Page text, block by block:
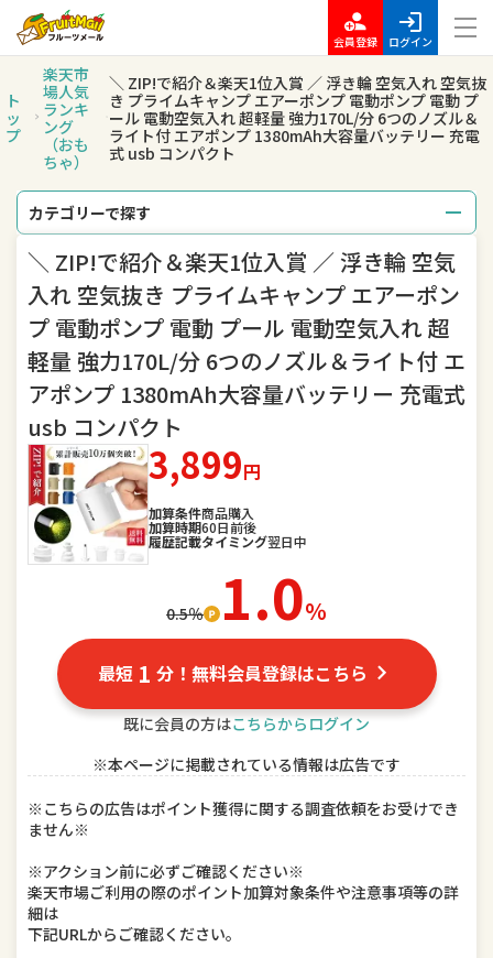
会員登録 ログイン
ト
ッ
プ
楽天市
場人気
ランキ
ング
（おも
ちゃ）
＼ ZIP!で紹介＆楽天1位入賞 ／ 浮き輪 空気入れ 空気抜
き プライムキャンプ エアーポンプ 電動ポンプ 電動 プ
ール 電動空気入れ 超軽量 強力170L/分 6つのノズル＆
ライト付 エアポンプ 1380mAh大容量バッテリー 充電
式 usb コンパクト
カテゴリーで探す
総合 レディースファッション
メンズファッション インナー・下着・ナイトウェア
バッグ・小物・ブランド雑貨 靴
ジュエリー・アクセサリー
キッズ・ベビー・マタニティ おもちゃ
スポーツ・アウトドア
TV・オーディオ・カメラ
スマートフォン・タブレット 食品
スイーツ・お菓子 水・ソフトドリンク
ビール・洋酒 日本酒・焼酎
インテリア・寝具・収納 日用品雑貨・文房具・手芸
キッチン用品・食器・調理器具 本・雑誌・コミック
テレビゲーム ホビー
楽器・音響機器
＼ ZIP!で紹介＆楽天1位入賞 ／ 浮き輪 空気
入れ 空気抜き プライムキャンプ エアーポン
プ 電動ポンプ 電動 プール 電動空気入れ 超
軽量 強力170L/分 6つのノズル＆ライト付 エ
アポンプ 1380mAh大容量バッテリー 充電式
usb コンパクト
3,899円
加算条件商品購入
加算時期60日前後
履歴記載タイミング翌日中
0.5％ 1.0％
最短 1 分！無料会員登録はこちら
既に会員の方はこちらからログイン
※本ページに掲載されている情報は広告です
※こちらの広告はポイント獲得に関する調査依頼をお受けでき
ません※
※アクション前に必ずご確認ください※
楽天市場ご利用の際のポイント加算対象条件や注意事項等の詳
細は
下記URLからご確認ください。